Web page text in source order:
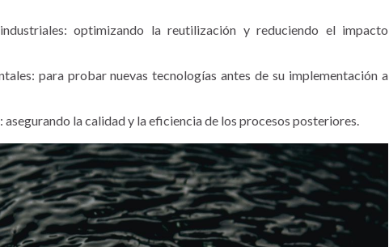
optimizando la reutilización y reduciendo el impacto
para probar nuevas tecnologías antes de su implementación a
la calidad y la eficiencia de los procesos posteriores.